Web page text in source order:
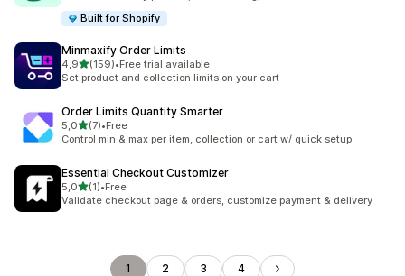
Built for Shopify
Minmaxify Order Limits
4,95 yıldız üzerinden
(159)
toplam 159 değerlendirme
•Free trial available
Set product and collection limits on your cart
Order Limits Quantity Smarter
5,05 yıldız üzerinden
(7)
toplam 7 değerlendirme
•Free
Control min & max per item, collection or cart w/ quick setup.
Essential Checkout Customizer
5,05 yıldız üzerinden
(1)
toplam 1 değerlendirme
•Free
Validate checkout page & orders, customize payment & delivery
1 2 3 4